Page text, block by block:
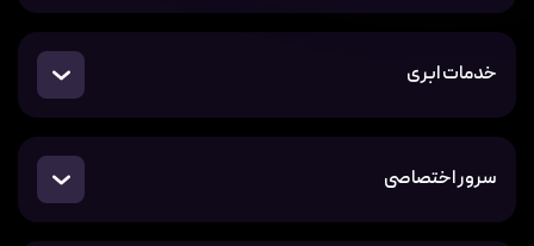
خدمات ابری
سرور اختصاصی